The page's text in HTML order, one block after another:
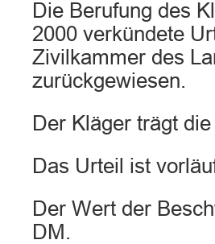
Die Berufung des
2000 verkündete
Zivilkammer des
zurückgewiesen.
Der Kläger trägt
Das Urteil ist
Der Wert der
DM.